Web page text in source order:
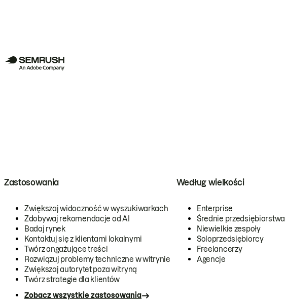
Zastosowania
Zwiększaj widoczność w wyszukiwarkach
Zdobywaj rekomendacje od AI
Badaj rynek
Kontaktuj się z klientami lokalnymi
Twórz angażujące treści
Rozwiązuj problemy techniczne w witrynie
Zwiększaj autorytet poza witryną
Twórz strategie dla klientów
Zobacz wszystkie zastosowania
Według wielkości
Enterprise
Średnie przedsiębiorstwa
Niewielkie zespoły
Soloprzedsiębiorcy
Freelancerzy
Agencje